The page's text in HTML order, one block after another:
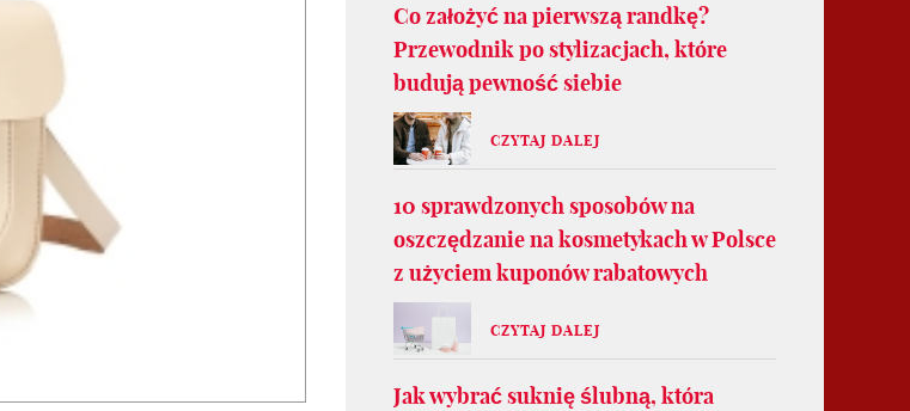
Co założyć na pierwszą randkę?
Przewodnik po stylizacjach, które
budują pewność siebie
CZYTAJ DALEJ
10 sprawdzonych sposobów na
oszczędzanie na kosmetykach w Polsce
z użyciem kuponów rabatowych
CZYTAJ DALEJ
Jak wybrać suknię ślubną, która